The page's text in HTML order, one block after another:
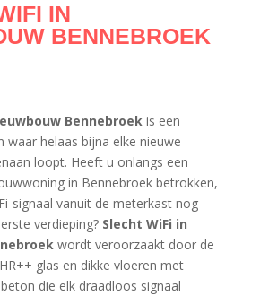
IN
BENNEBROEK
Bennebroekis een
waar helaas bijna elke nieuwe
loopt. Heeft u onlangs een
in Bennebroek betrokken,
signaal vanuit de meterkast nog
verdieping? Slecht WiFi in
wordt veroorzaakt door de
glas en dikke vloeren met
die elk draadloos signaal